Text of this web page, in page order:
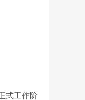
式工作阶